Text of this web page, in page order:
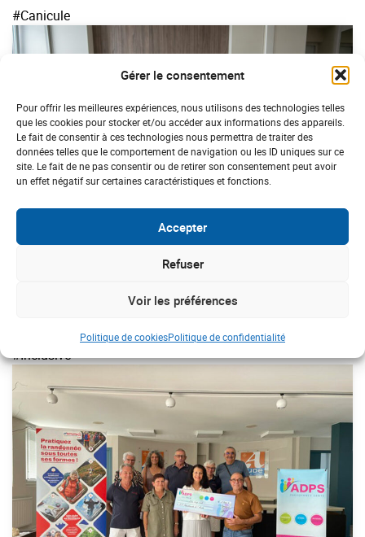
Gérer le consentement
Pour offrir les meilleures expériences, nous utilisons des technologies telles
que les cookies pour stocker et/ou accéder aux informations des appareils.
Le fait de consentir à ces technologies nous permettra de traiter des
données telles que le comportement de navigation ou les ID uniques sur ce
site. Le fait de ne pas consentir ou de retirer son consentement peut avoir
un effet négatif sur certaines caractéristiques et fonctions.
Accepter
Refuser
Voir les préférences
Politique de cookiesPolitique de confidentialité
#Canicule
ACTUALITÉS
Fortes chaleurs : 5 réflexes pour garder
#Inclusive